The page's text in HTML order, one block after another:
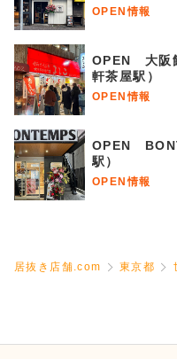
OPEN情報
OPEN 大阪
軒茶屋駅）
OPEN情報
OPEN
駅）
OPEN情報
居抜き店舗.com 東京都